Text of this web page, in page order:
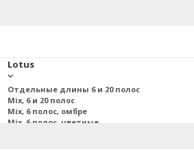
Lotus
Отдельные длины 6 и 20 полос
Mix, 6 и 20 полос
Mix, 6 полос, омбре
Mix, 6 полос, цветные